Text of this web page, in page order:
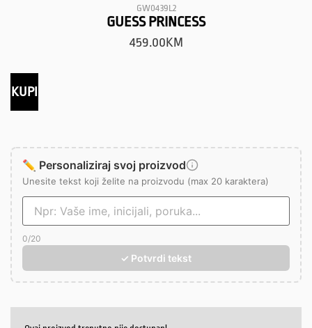
GW0439L2
GUESS PRINCESS
459.00KM
KUPI
✏️ Personaliziraj svoj proizvod
Unesite tekst koji želite na proizvodu (max 20 karaktera)
0/20
✓ Potvrdi tekst